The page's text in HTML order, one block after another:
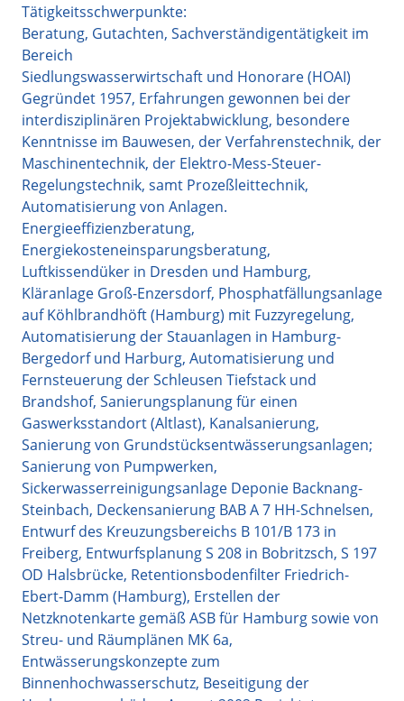
Tätigkeitsschwerpunkte:
Beratung, Gutachten, Sachverständigentätigkeit im
Bereich
Siedlungswasserwirtschaft und Honorare (HOAI)
Gegründet 1957, Erfahrungen gewonnen bei der
interdisziplinären Projektabwicklung, besondere
Kenntnisse im Bauwesen, der Verfahrenstechnik, der
Maschinentechnik, der Elektro-Mess-Steuer-
Regelungstechnik, samt Prozeßleittechnik,
Automatisierung von Anlagen.
Energieeffizienzberatung,
Energiekosteneinsparungsberatung,
Luftkissendüker in Dresden und Hamburg,
Kläranlage Groß-Enzersdorf, Phosphatfällungsanlage
auf Köhlbrandhöft (Hamburg) mit Fuzzyregelung,
Automatisierung der Stauanlagen in Hamburg-
Bergedorf und Harburg, Automatisierung und
Fernsteuerung der Schleusen Tiefstack und
Brandshof, Sanierungsplanung für einen
Gaswerksstandort (Altlast), Kanalsanierung,
Sanierung von Grundstücksentwässerungsanlagen;
Sanierung von Pumpwerken,
Sickerwasserreinigungsanlage Deponie Backnang-
Steinbach, Deckensanierung BAB A 7 HH-Schnelsen,
Entwurf des Kreuzungsbereichs B 101/B 173 in
Freiberg, Entwurfsplanung S 208 in Bobritzsch, S 197
OD Halsbrücke, Retentionsbodenfilter Friedrich-
Ebert-Damm (Hamburg), Erstellen der
Netzknotenkarte gemäß ASB für Hamburg sowie von
Streu- und Räumplänen MK 6a,
Entwässerungskonzepte zum
Binnenhochwasserschutz, Beseitigung der